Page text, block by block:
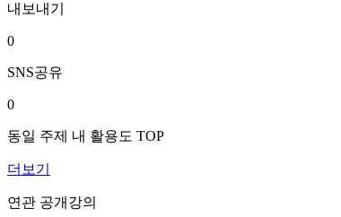
내보내기
0
SNS공유
0
동일 주제 내 활용도 TOP
더보기
연관 공개강의